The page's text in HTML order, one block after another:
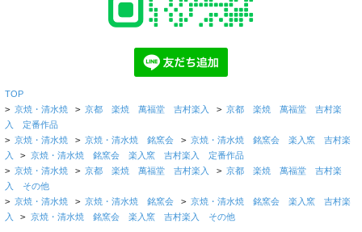
TOP
> 京焼・清水焼 > 京都 楽焼 萬福堂 吉村楽入 > 京都 楽焼 萬福堂 吉村楽
入 定番作品
> 京焼・清水焼 > 京焼・清水焼 銘窯会 > 京焼・清水焼 銘窯会 楽入窯 吉村楽
入
> 京焼・清水焼 銘窯会 楽入窯 吉村楽入 定番作品
> 京焼・清水焼 > 京都 楽焼 萬福堂 吉村楽入 > 京都 楽焼 萬福堂 吉村楽
入 その他
> 京焼・清水焼 > 京焼・清水焼 銘窯会 > 京焼・清水焼 銘窯会 楽入窯 吉村楽
入
> 京焼・清水焼 銘窯会 楽入窯 吉村楽入 その他